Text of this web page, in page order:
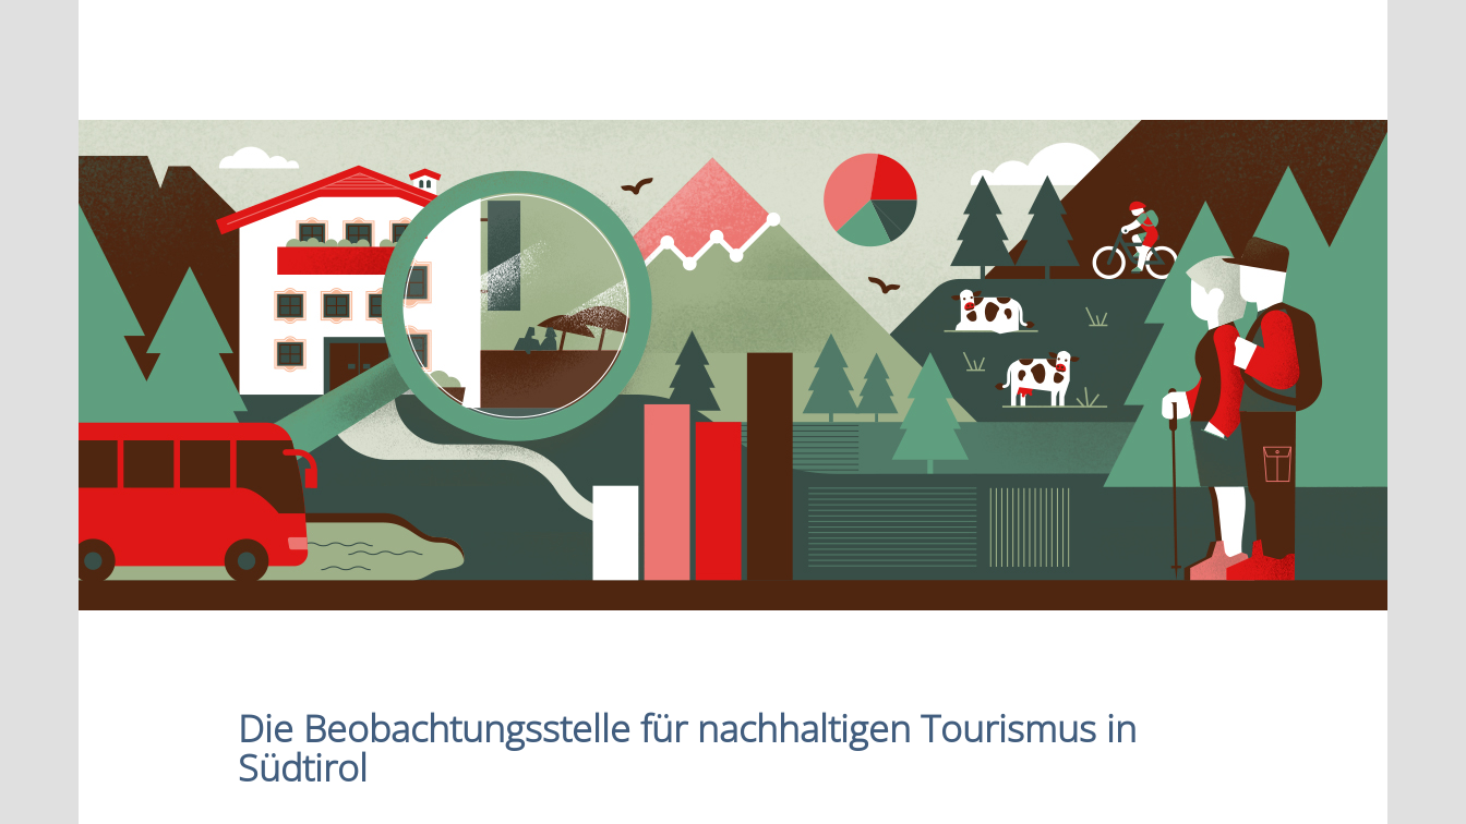
Die Beobachtungsstelle für nachhaltigen Tourismus in
Südtirol